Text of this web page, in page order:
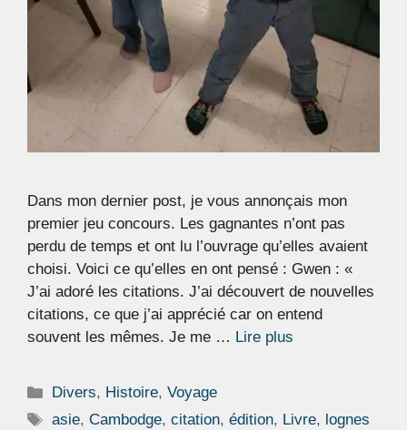
Dans mon dernier post, je vous annonçais mon
premier jeu concours. Les gagnantes n’ont pas
perdu de temps et ont lu l’ouvrage qu’elles avaient
choisi. Voici ce qu’elles en ont pensé : Gwen : «
J’ai adoré les citations. J’ai découvert de nouvelles
citations, ce que j’ai apprécié car on entend
souvent les mêmes. Je me … Lire plus
Catégories
Divers, Histoire,Voyage
Étiquettes
asie,Cambodge,citation,édition, Livre, lognes